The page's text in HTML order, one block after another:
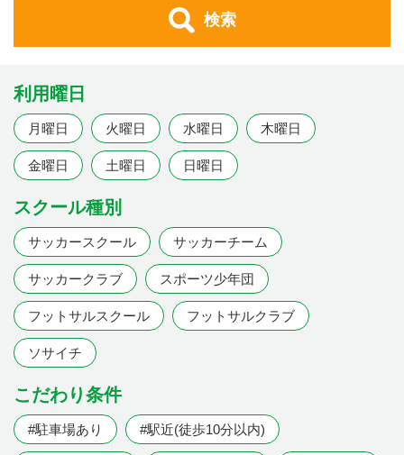
検索
利用曜日
月曜日 火曜日 水曜日 木曜日
金曜日 土曜日 日曜日
スクール種別
サッカースクール サッカーチーム
サッカークラブ スポーツ少年団
フットサルスクール フットサルクラブ
ソサイチ
こだわり条件
#駐車場あり #駅近(徒歩10分以内)